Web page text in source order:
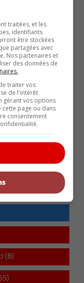
Nuit » pour les
2029 avec 4 portes
(8)
traitées, et les
identifiants
être stockées
partagées avec
Nos partenaires et
des données de
traiter vos
de l'intérêt
gérant vos options
cette page ou dans
consentement